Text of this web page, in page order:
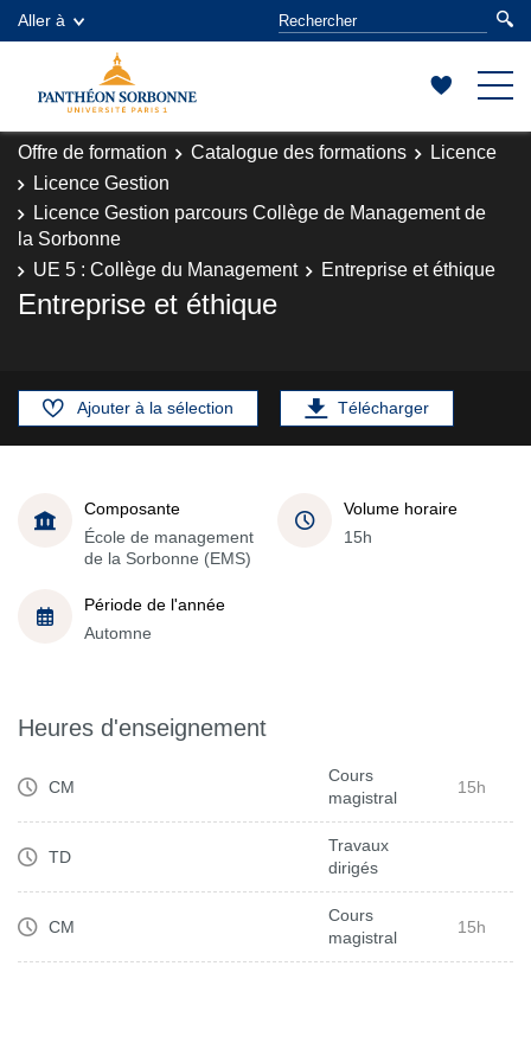
Aller à
Offre de formation Catalogue des formations
Licence
Licence Gestion
Licence Gestion parcours Collège de Management de
la Sorbonne
UE 5 : Collège du Management
Entreprise et éthique
Entreprise et éthique
Ajouter à la sélection Télécharger
Composante
École de management
de la Sorbonne (EMS)
Volume horaire
15h
Période de l'année
Automne
Heures d'enseignement
CM
Cours
magistral
15h
TD
Travaux
dirigés
CM
Cours
magistral
15h